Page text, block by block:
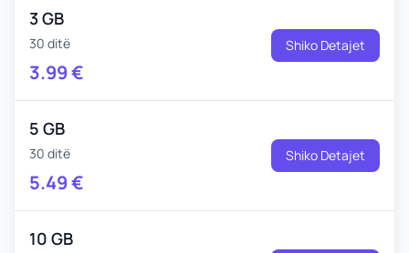
3 GB
30 ditë
3.99€
Shiko Detajet
5 GB
30 ditë
5.49€
Shiko Detajet
10 GB